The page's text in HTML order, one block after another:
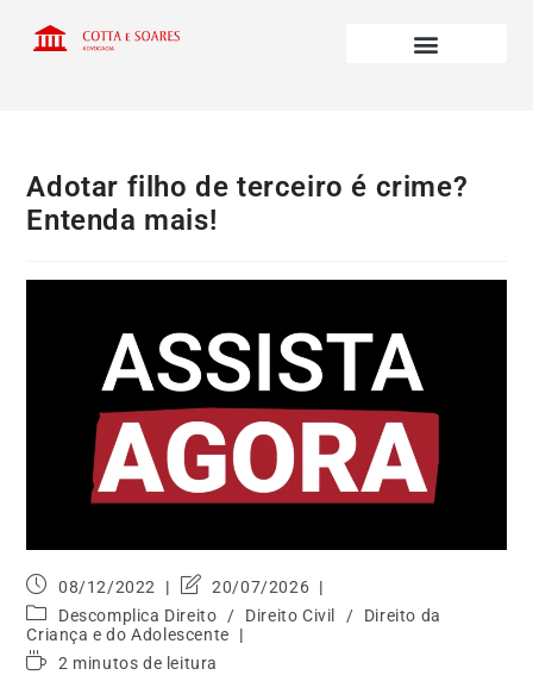
Adotar filho de terceiro é crime?
Entenda mais!
08/12/2022
20/07/2026
Descomplica Direito
/ Direito Civil /
Direito da
Criança e do Adolescente
2 minutos de leitura